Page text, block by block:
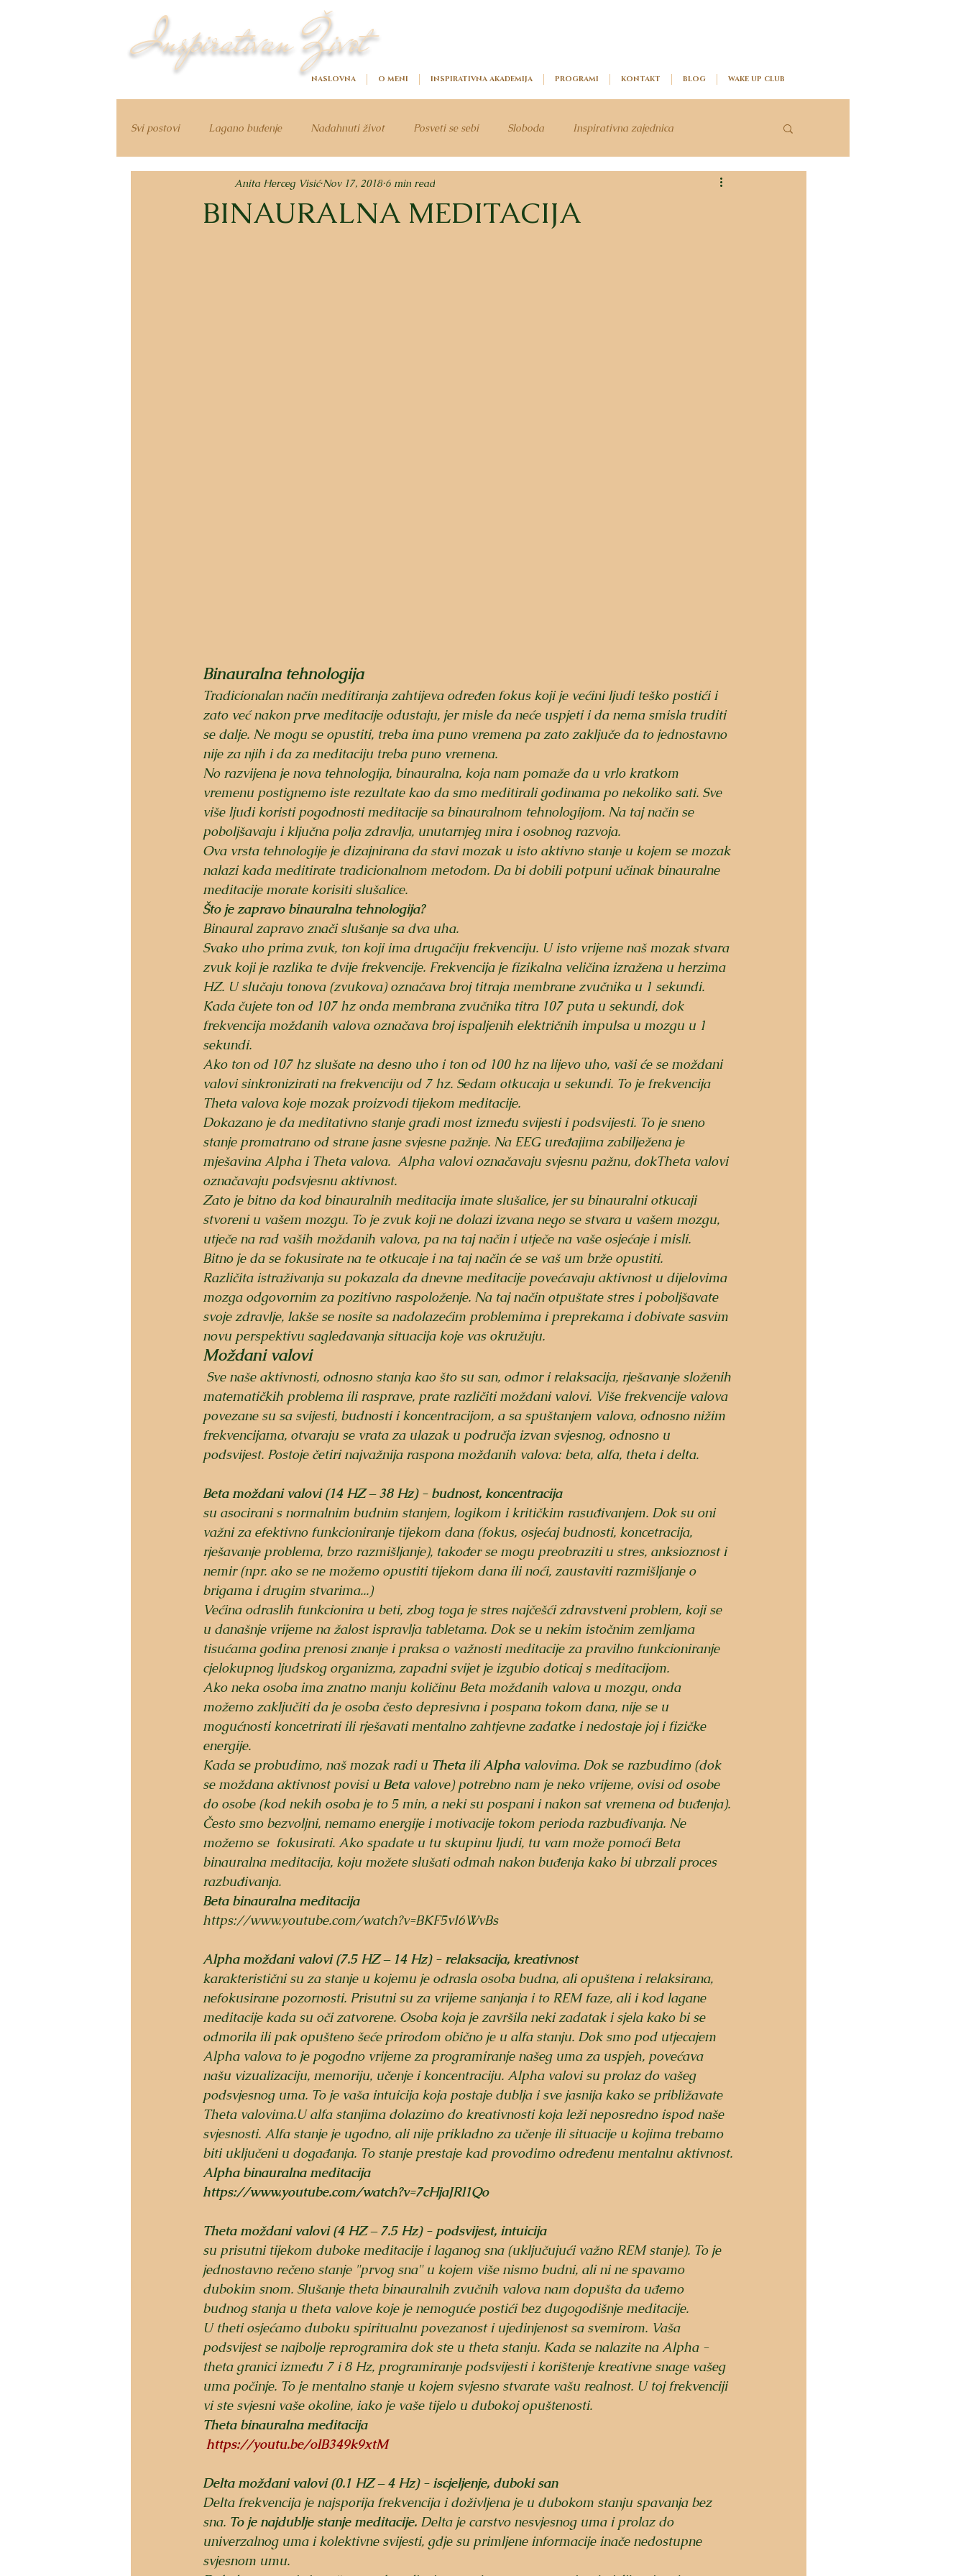
Inspirativan Život
NASLOVNA O MENI INSPIRATIVNA AKADEMIJA PROGRAMI KONTAKT BLOG WAKE UP CLUB
Svi postovi Lagano buđenje Nadahnuti život Posveti se sebi Sloboda Inspirativna zajednica
BINAURALNA MEDITACIJA
Anita Herceg Visić Nov 17, 2018 6 min read
Binauralna tehnologija
Tradicionalan način meditiranja zahtijeva određen fokus koji je većini ljudi teško postići i
zato već nakon prve meditacije odustaju, jer misle da neće uspjeti i da nema smisla truditi
se dalje. Ne mogu se opustiti, treba ima puno vremena pa zato zaključe da to jednostavno
nije za njih i da za meditaciju treba puno vremena.
No razvijena je nova tehnologija, binauralna, koja nam pomaže da u vrlo kratkom
vremenu postignemo iste rezultate kao da smo meditirali godinama po nekoliko sati. Sve
više ljudi koristi pogodnosti meditacije sa binauralnom tehnologijom. Na taj način se
poboljšavaju i ključna polja zdravlja, unutarnjeg mira i osobnog razvoja.
Ova vrsta tehnologije je dizajnirana da stavi mozak u isto aktivno stanje u kojem se mozak
nalazi kada meditirate tradicionalnom metodom. Da bi dobili potpuni učinak binauralne
meditacije morate korisiti slušalice.
Što je zapravo binauralna tehnologija?
Binaural zapravo znači slušanje sa dva uha.
Svako uho prima zvuk, ton koji ima drugačiju frekvenciju. U isto vrijeme naš mozak stvara
zvuk koji je razlika te dvije frekvencije. Frekvencija je fizikalna veličina izražena u herzima
HZ. U slučaju tonova (zvukova) označava broj titraja membrane zvučnika u 1 sekundi.
Kada čujete ton od 107 hz onda membrana zvučnika titra 107 puta u sekundi, dok
frekvencija moždanih valova označava broj ispaljenih električnih impulsa u mozgu u 1
sekundi.
Ako ton od 107 hz slušate na desno uho i ton od 100 hz na lijevo uho, vaši će se moždani
valovi sinkronizirati na frekvenciju od 7 hz. Sedam otkucaja u sekundi. To je frekvencija
Theta valova koje mozak proizvodi tijekom meditacije.
Dokazano je da meditativno stanje gradi most između svijesti i podsvijesti. To je sneno
stanje promatrano od strane jasne svjesne pažnje. Na EEG uređajima zabilježena je
mješavina Alpha i Theta valova.  Alpha valovi označavaju svjesnu pažnu, dokTheta valovi
označavaju podsvjesnu aktivnost.
Zato je bitno da kod binauralnih meditacija imate slušalice, jer su binauralni otkucaji
stvoreni u vašem mozgu. To je zvuk koji ne dolazi izvana nego se stvara u vašem mozgu,
utječe na rad vaših moždanih valova, pa na taj način i utječe na vaše osjećaje i misli.
Bitno je da se fokusirate na te otkucaje i na taj način će se vaš um brže opustiti.
Različita istraživanja su pokazala da dnevne meditacije povećavaju aktivnost u dijelovima
mozga odgovornim za pozitivno raspoloženje. Na taj način otpuštate stres i poboljšavate
svoje zdravlje, lakše se nosite sa nadolazećim problemima i preprekama i dobivate sasvim
novu perspektivu sagledavanja situacija koje vas okružuju.
Moždani valovi
matematičkih problema ili rasprave, prate različiti moždani valovi. Više frekvencije valova
povezane su sa svijesti, budnosti i koncentracijom, a sa spuštanjem valova, odnosno nižim
frekvencijama, otvaraju se vrata za ulazak u područja izvan svjesnog, odnosno u
podsvijest. Postoje četiri najvažnija raspona moždanih valova: beta, alfa, theta i delta.
Beta moždani valovi (14 HZ – 38 Hz) - budnost, koncentracija
su asocirani s normalnim budnim stanjem, logikom i kritičkim rasuđivanjem. Dok su oni
važni za efektivno funkcioniranje tijekom dana (fokus, osjećaj budnosti, koncetracija,
rješavanje problema, brzo razmišljanje), također se mogu preobraziti u stres, anksioznost i
nemir (npr. ako se ne možemo opustiti tijekom dana ili noći, zaustaviti razmišljanje o
brigama i drugim stvarima...)
Većina odraslih funkcionira u beti, zbog toga je stres najčešći zdravstveni problem, koji se
u današnje vrijeme na žalost ispravlja tabletama. Dok se u nekim istočnim zemljama
tisućama godina prenosi znanje i praksa o važnosti meditacije za pravilno funkcioniranje
cjelokupnog ljudskog organizma, zapadni svijet je izgubio doticaj s meditacijom.
Ako neka osoba ima znatno manju količinu Beta moždanih valova u mozgu, onda
možemo zaključiti da je osoba često depresivna i pospana tokom dana, nije se u
mogućnosti koncetrirati ili rješavati mentalno zahtjevne zadatke i nedostaje joj i fizičke
energije.
Kada se probudimo, naš mozak radi u Theta ili Alpha valovima. Dok se razbudimo (dok
se moždana aktivnost povisi u Beta valove) potrebno nam je neko vrijeme, ovisi od osobe
do osobe (kod nekih osoba je to 5 min, a neki su pospani i nakon sat vremena od buđenja).
Često smo bezvoljni, nemamo energije i motivacije tokom perioda razbuđivanja. Ne
možemo se  fokusirati. Ako spadate u tu skupinu ljudi, tu vam može pomoći Beta
binauralna meditacija, koju možete slušati odmah nakon buđenja kako bi ubrzali proces
razbuđivanja.
Beta binauralna meditacija
https://www.youtube.com/watch?v=BKF5vI6WvBs
Alpha moždani valovi (7.5 HZ – 14 Hz) - relaksacija, kreativnost
karakteristični su za stanje u kojemu je odrasla osoba budna, ali opuštena i relaksirana,
nefokusirane pozornosti. Prisutni su za vrijeme sanjanja i to REM faze, ali i kod lagane
meditacije kada su oči zatvorene. Osoba koja je završila neki zadatak i sjela kako bi se
odmorila ili pak opušteno šeće prirodom obično je u alfa stanju. Dok smo pod utjecajem
Alpha valova to je pogodno vrijeme za programiranje našeg uma za uspjeh, povećava
našu vizualizaciju, memoriju, učenje i koncentraciju. Alpha valovi su prolaz do vašeg
podsvjesnog uma. To je vaša intuicija koja postaje dublja i sve jasnija kako se približavate
Theta valovima.U alfa stanjima dolazimo do kreativnosti koja leži neposredno ispod naše
svjesnosti. Alfa stanje je ugodno, ali nije prikladno za učenje ili situacije u kojima trebamo
biti uključeni u događanja. To stanje prestaje kad provodimo određenu mentalnu aktivnost.
Alpha binauralna meditacija
https://www.youtube.com/watch?v=7cHjaJRl1Qo
Theta moždani valovi (4 HZ – 7.5 Hz) - podsvijest, intuicija
su prisutni tijekom duboke meditacije i laganog sna (uključujući važno REM stanje). To je
jednostavno rečeno stanje "prvog sna" u kojem više nismo budni, ali ni ne spavamo
dubokim snom. Slušanje theta binauralnih zvučnih valova nam dopušta da uđemo
budnog stanja u theta valove koje je nemoguće postići bez dugogodišnje meditacije.
U theti osjećamo duboku spiritualnu povezanost i ujedinjenost sa svemirom. Vaša
podsvijest se najbolje reprogramira dok ste u theta stanju. Kada se nalazite na Alpha -
theta granici između 7 i 8 Hz, programiranje podsvijesti i korištenje kreativne snage vašeg
uma počinje. To je mentalno stanje u kojem svjesno stvarate vašu realnost. U toj frekvenciji
vi ste svjesni vaše okoline, iako je vaše tijelo u dubokoj opuštenosti.
Theta binauralna meditacija
https://youtu.be/olB349k9xtM
Delta moždani valovi (0.1 HZ – 4 Hz) - iscjeljenje, duboki san
Delta frekvencija je najsporija frekvencija i doživljena je u dubokom stanju spavanja bez
sna. To je najdublje stanje meditacije. Delta je carstvo nesvjesnog uma i prolaz do
univerzalnog uma i kolektivne svijesti, gdje su primljene informacije inače nedostupne
svjesnom umu.